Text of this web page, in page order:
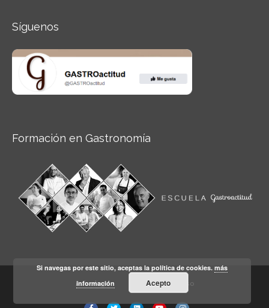
Síguenos
Formación en Gastronomía
Aviso legal Condiciones de Uso
Si navegas por este sitio, aceptas la política de cookies.más
información
Acepto